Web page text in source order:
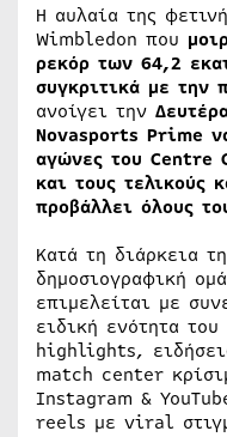
H αυλαία της
Wimbledon που
ρεκόρ των 64,2
συγκριτικά με την
ανοίγει την
Novasports Prime
αγώνες του Centre
και τους τελικούς
προβάλλει όλους
Κατά τη διάρκεια
δημοσιογραφική
επιμελείται με
ειδική ενότητα του
highlights,
match center
Instagram &
reels με viral